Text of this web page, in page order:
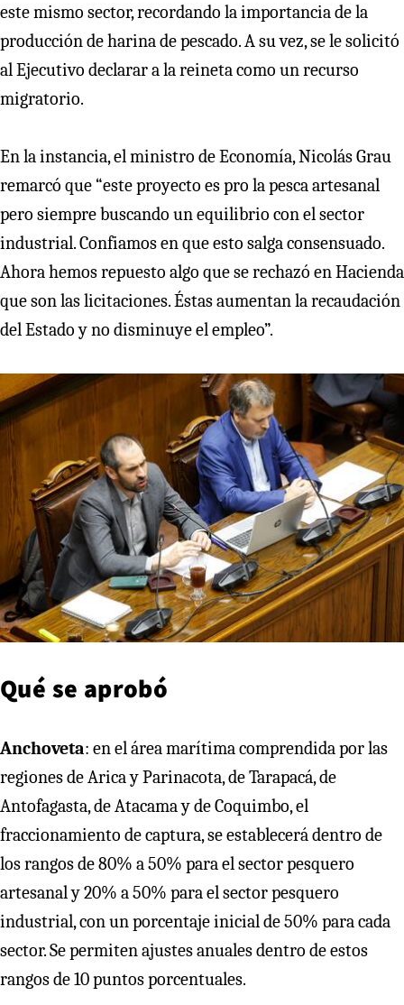
este mismo sector, recordando la importancia de la
producción de harina de pescado. A su vez, se le solicitó
al Ejecutivo declarar a la reineta como un recurso
migratorio.
En la instancia, el ministro de Economía, Nicolás Grau
remarcó que “este proyecto es pro la pesca artesanal
pero siempre buscando un equilibrio con el sector
industrial. Confiamos en que esto salga consensuado.
Ahora hemos repuesto algo que se rechazó en Hacienda
que son las licitaciones. Éstas aumentan la recaudación
del Estado y no disminuye el empleo”.
Qué se aprobó
Anchoveta: en el área marítima comprendida por las
regiones de Arica y Parinacota, de Tarapacá, de
Antofagasta, de Atacama y de Coquimbo, el
fraccionamiento de captura, se establecerá dentro de
los rangos de 80% a 50% para el sector pesquero
artesanal y 20% a 50% para el sector pesquero
industrial, con un porcentaje inicial de 50% para cada
sector. Se permiten ajustes anuales dentro de estos
rangos de 10 puntos porcentuales.